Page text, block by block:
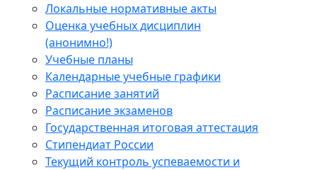
Локальные нормативные акты
Оценка учебных дисциплин
(анонимно!)
Учебные планы
Календарные учебные графики
Расписание занятий
Расписание экзаменов
Государственная итоговая аттестация
Стипендиат России
Текущий контроль успеваемости и